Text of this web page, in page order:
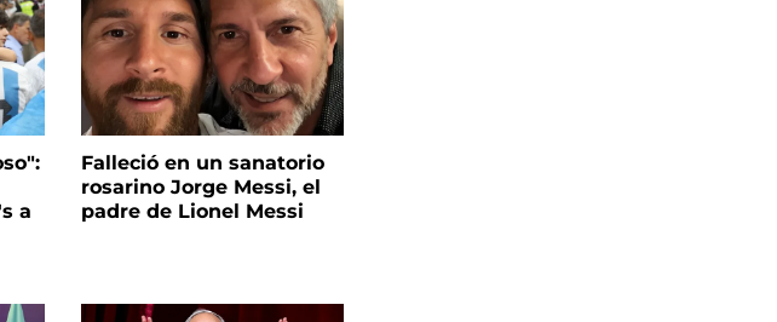
a
Falleció en un sanatorio
rosarino Jorge Messi, el
padre de Lionel Messi